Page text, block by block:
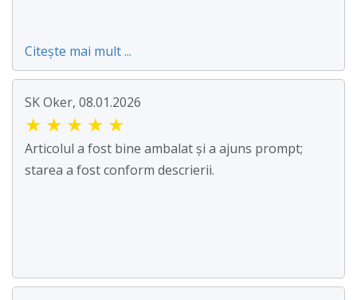
Citește mai mult ...
SK Oker, 08.01.2026
★ ★ ★ ★ ★
Articolul a fost bine ambalat și a ajuns prompt;
starea a fost conform descrierii.